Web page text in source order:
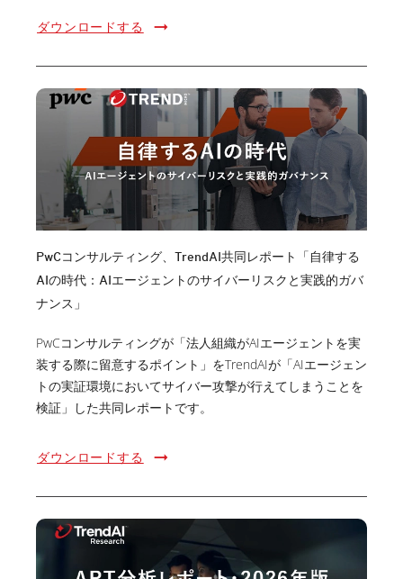
ダウンロードする
PwCコンサルティング、TrendAI共同レポート「自律する
AIの時代：AIエージェントのサイバーリスクと実践的ガバ
ナンス」
PwCコンサルティングが「法人組織がAIエージェントを実
装する際に留意するポイント」をTrendAIが「AIエージェン
トの実証環境においてサイバー攻撃が行えてしまうことを
検証」した共同レポートです。
ダウンロードする